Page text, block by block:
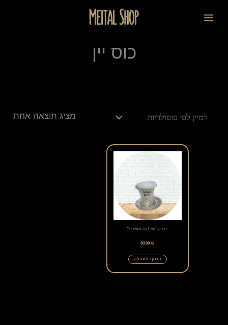
לתוכן
כוס יין
מציג תוצאה אחת
כוס קידוש "דגם מעוינים"
80.00₪
הוסף לעגלה